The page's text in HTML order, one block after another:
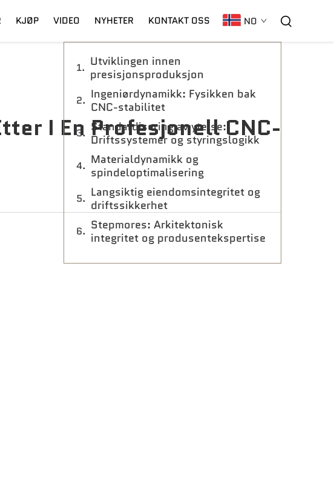
KJØP
Garanti
VIDEO
C02 Laser
NYHETER KONTAKT OSS NO
I En Profesjonell CNC-
Innholdsfortegnelse
Utviklingen innen
presisjonsproduksjon
Ingeniørdynamikk: Fysikken bak
CNC-stabilitet
Standardisering av ytelse:
Driftssystemer og styringslogikk
Materialdynamikk og
spindeloptimalisering
Langsiktig eiendomsintegritet og
driftssikkerhet
Stepmores: Arkitektonisk
integritet og produsentekspertise